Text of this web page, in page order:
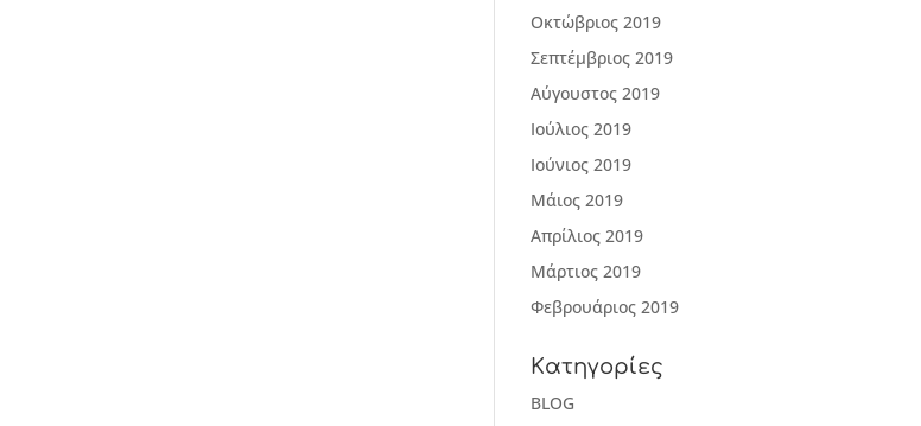
Οκτώβριος 2019
Σεπτέμβριος 2019
Αύγουστος 2019
Ιούλιος 2019
Ιούνιος 2019
Μάιος 2019
Απρίλιος 2019
Μάρτιος 2019
Φεβρουάριος 2019
Kατηγορίες
BLOG